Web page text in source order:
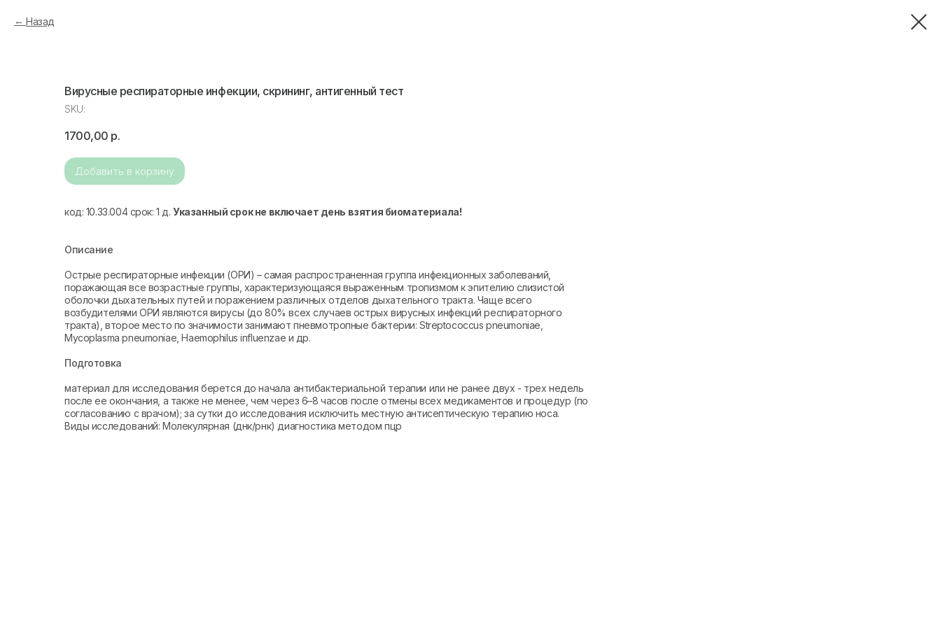
Назад
Вирусные респираторные инфекции, скрининг, антигенный тест
SKU:
1700,00 р.
Добавить в корзину
код: 10.33.004 срок: 1 д.Указанный срок не включает день взятия биоматериала!
Описание
Острые респираторные инфекции (ОРИ) – самая распространенная группа инфекционных заболеваний,
поражающая все возрастные группы, характеризующаяся выраженным тропизмом к эпителию слизистой
оболочки дыхательных путей и поражением различных отделов дыхательного тракта. Чаще всего
возбудителями ОРИ являются вирусы (до 80% всех случаев острых вирусных инфекций респираторного
тракта), второе место по значимости занимают пневмотропные бактерии: Streptococcus pneumoniae,
Мycoplasma pneumoniae, Haemophilus influenzae и др.
Подготовка
материал для исследования берется до начала антибактериальной терапии или не ранее двух - трех недель
после ее окончания, а также не менее, чем через 6–8 часов после отмены всех медикаментов и процедур (по
согласованию с врачом); за сутки до исследования исключить местную антисептическую терапию носа.
Виды исследований: Молекулярная (днк/рнк) диагностика методом пцр